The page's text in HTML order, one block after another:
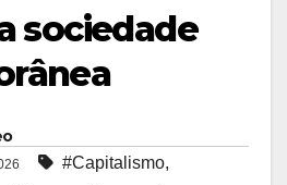
sociedade
#Capitalismo,